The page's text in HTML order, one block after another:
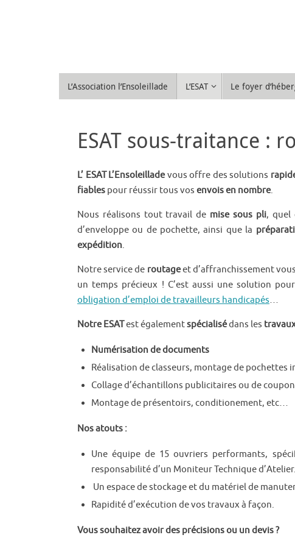
L’Association l’Ensoleillade L’ESAT Le foyer
ESAT sous-traitance :
L’ ESAT L’Ensoleilladevous offre des solutions
fiables pour réussir tous vos envois en nombre.
Nous réalisons tout travail de mise sous pli, quel
d’enveloppe ou de pochette, ainsi que la
expédition.
Notre service de routageet d’affranchissement
un temps précieux ! C’est aussi une solution
obligation d’emploi de travailleurs handicapés…
Notre ESATest égalementspécialisédans les
Numérisation de documents
Réalisation de classeurs, montage de pochettes
Collage d’échantillons publicitaires ou de
Montage de présentoirs, conditionement, etc…
Nos atouts :
Une équipe de 15 ouvriers performants,
responsabilité d’un Moniteur Technique d’Atelier.
Un espace de stockage et du matériel de
Rapidité d’exécution de vos travaux à façon.
Vous souhaitez avoir des précisions ou un devis ?